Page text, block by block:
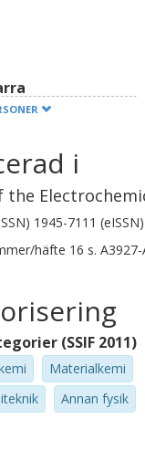
di Roma
Studi Gabriele
i
the
1945-7111 (eISSN)
häfte 16 s. A3927-
(SSIF 2011)
Materialkemi
Annan fysik